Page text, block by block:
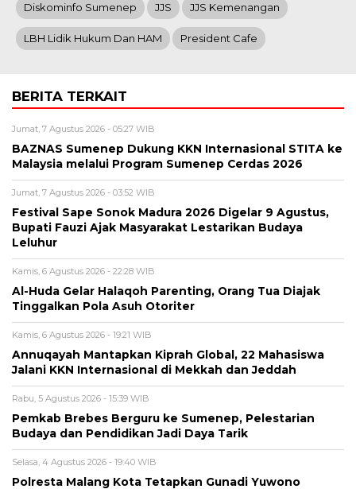
Diskominfo Sumenep JJS JJS Kemenangan
LBH Lidik Hukum Dan HAM President Cafe
BERITA TERKAIT
Jumat, 7 Agustus 2026 - 05:27 WIB
BAZNAS Sumenep Dukung KKN Internasional STITA ke
Malaysia melalui Program Sumenep Cerdas 2026
Jumat, 7 Agustus 2026 - 03:52 WIB
Festival Sape Sonok Madura 2026 Digelar 9 Agustus,
Bupati Fauzi Ajak Masyarakat Lestarikan Budaya
Leluhur
Kamis, 6 Agustus 2026 - 22:28 WIB
Al-Huda Gelar Halaqoh Parenting, Orang Tua Diajak
Tinggalkan Pola Asuh Otoriter
Kamis, 6 Agustus 2026 - 19:21 WIB
Annuqayah Mantapkan Kiprah Global, 22 Mahasiswa
Jalani KKN Internasional di Mekkah dan Jeddah
Rabu, 5 Agustus 2026 - 15:39 WIB
Pemkab Brebes Berguru ke Sumenep, Pelestarian
Budaya dan Pendidikan Jadi Daya Tarik
Selasa, 4 Agustus 2026 - 19:40 WIB
Polresta Malang Kota Tetapkan Gunadi Yuwono